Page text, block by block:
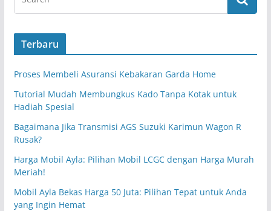
Terbaru
Proses Membeli Asuransi Kebakaran Garda Home
Tutorial Mudah Membungkus Kado Tanpa Kotak untuk
Hadiah Spesial
Bagaimana Jika Transmisi AGS Suzuki Karimun Wagon R
Rusak?
Harga Mobil Ayla: Pilihan Mobil LCGC dengan Harga Murah
Meriah!
Mobil Ayla Bekas Harga 50 Juta: Pilihan Tepat untuk Anda
yang Ingin Hemat